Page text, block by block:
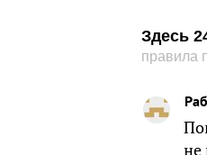
Здесь
правила
не